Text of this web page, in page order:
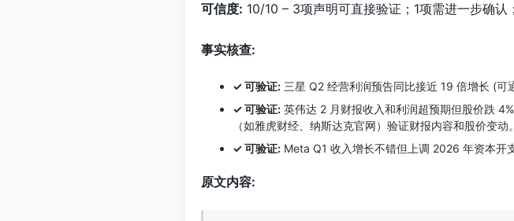
可信度: 10/10 – 3项声明可直接验证；1项需进一步确认
事实核查:
✓ 可验证: 三星 Q2 经营利润预告同比接近 19 倍增长 (
✓ 可验证: 英伟达 2 月财报收入和利润超预期但股价跌
（如雅虎财经、纳斯达克官网）验证财报内容和股价变动
✓ 可验证: Meta Q1 收入增长不错但上调 2026 年资本开
原文内容: